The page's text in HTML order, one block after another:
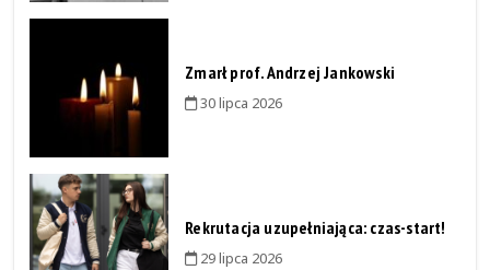
Zmarł prof. Andrzej Jankowski
30 lipca 2026
Rekrutacja uzupełniająca: czas-start!
29 lipca 2026